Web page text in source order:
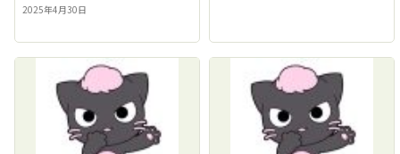
2025年4月30日